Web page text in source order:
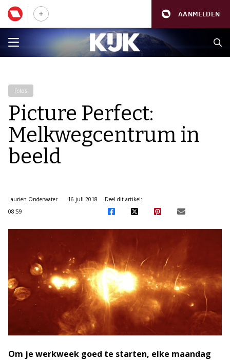
AANMELDEN
Foto's
Picture Perfect:
Melkwegcentrum in
beeld
Laurien Onderwater
16 juli 2018
08:59
Deel dit artikel:
Om je werkweek goed te starten, elke maandag